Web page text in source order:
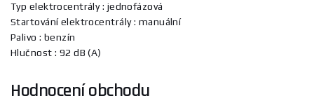
Typ elektrocentrály : jednofázová
Startování elektrocentrály : manuální
Palivo : benzín
Hlučnost : 92 dB (A)
Hodnocení obchodu